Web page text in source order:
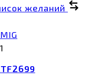
желаний